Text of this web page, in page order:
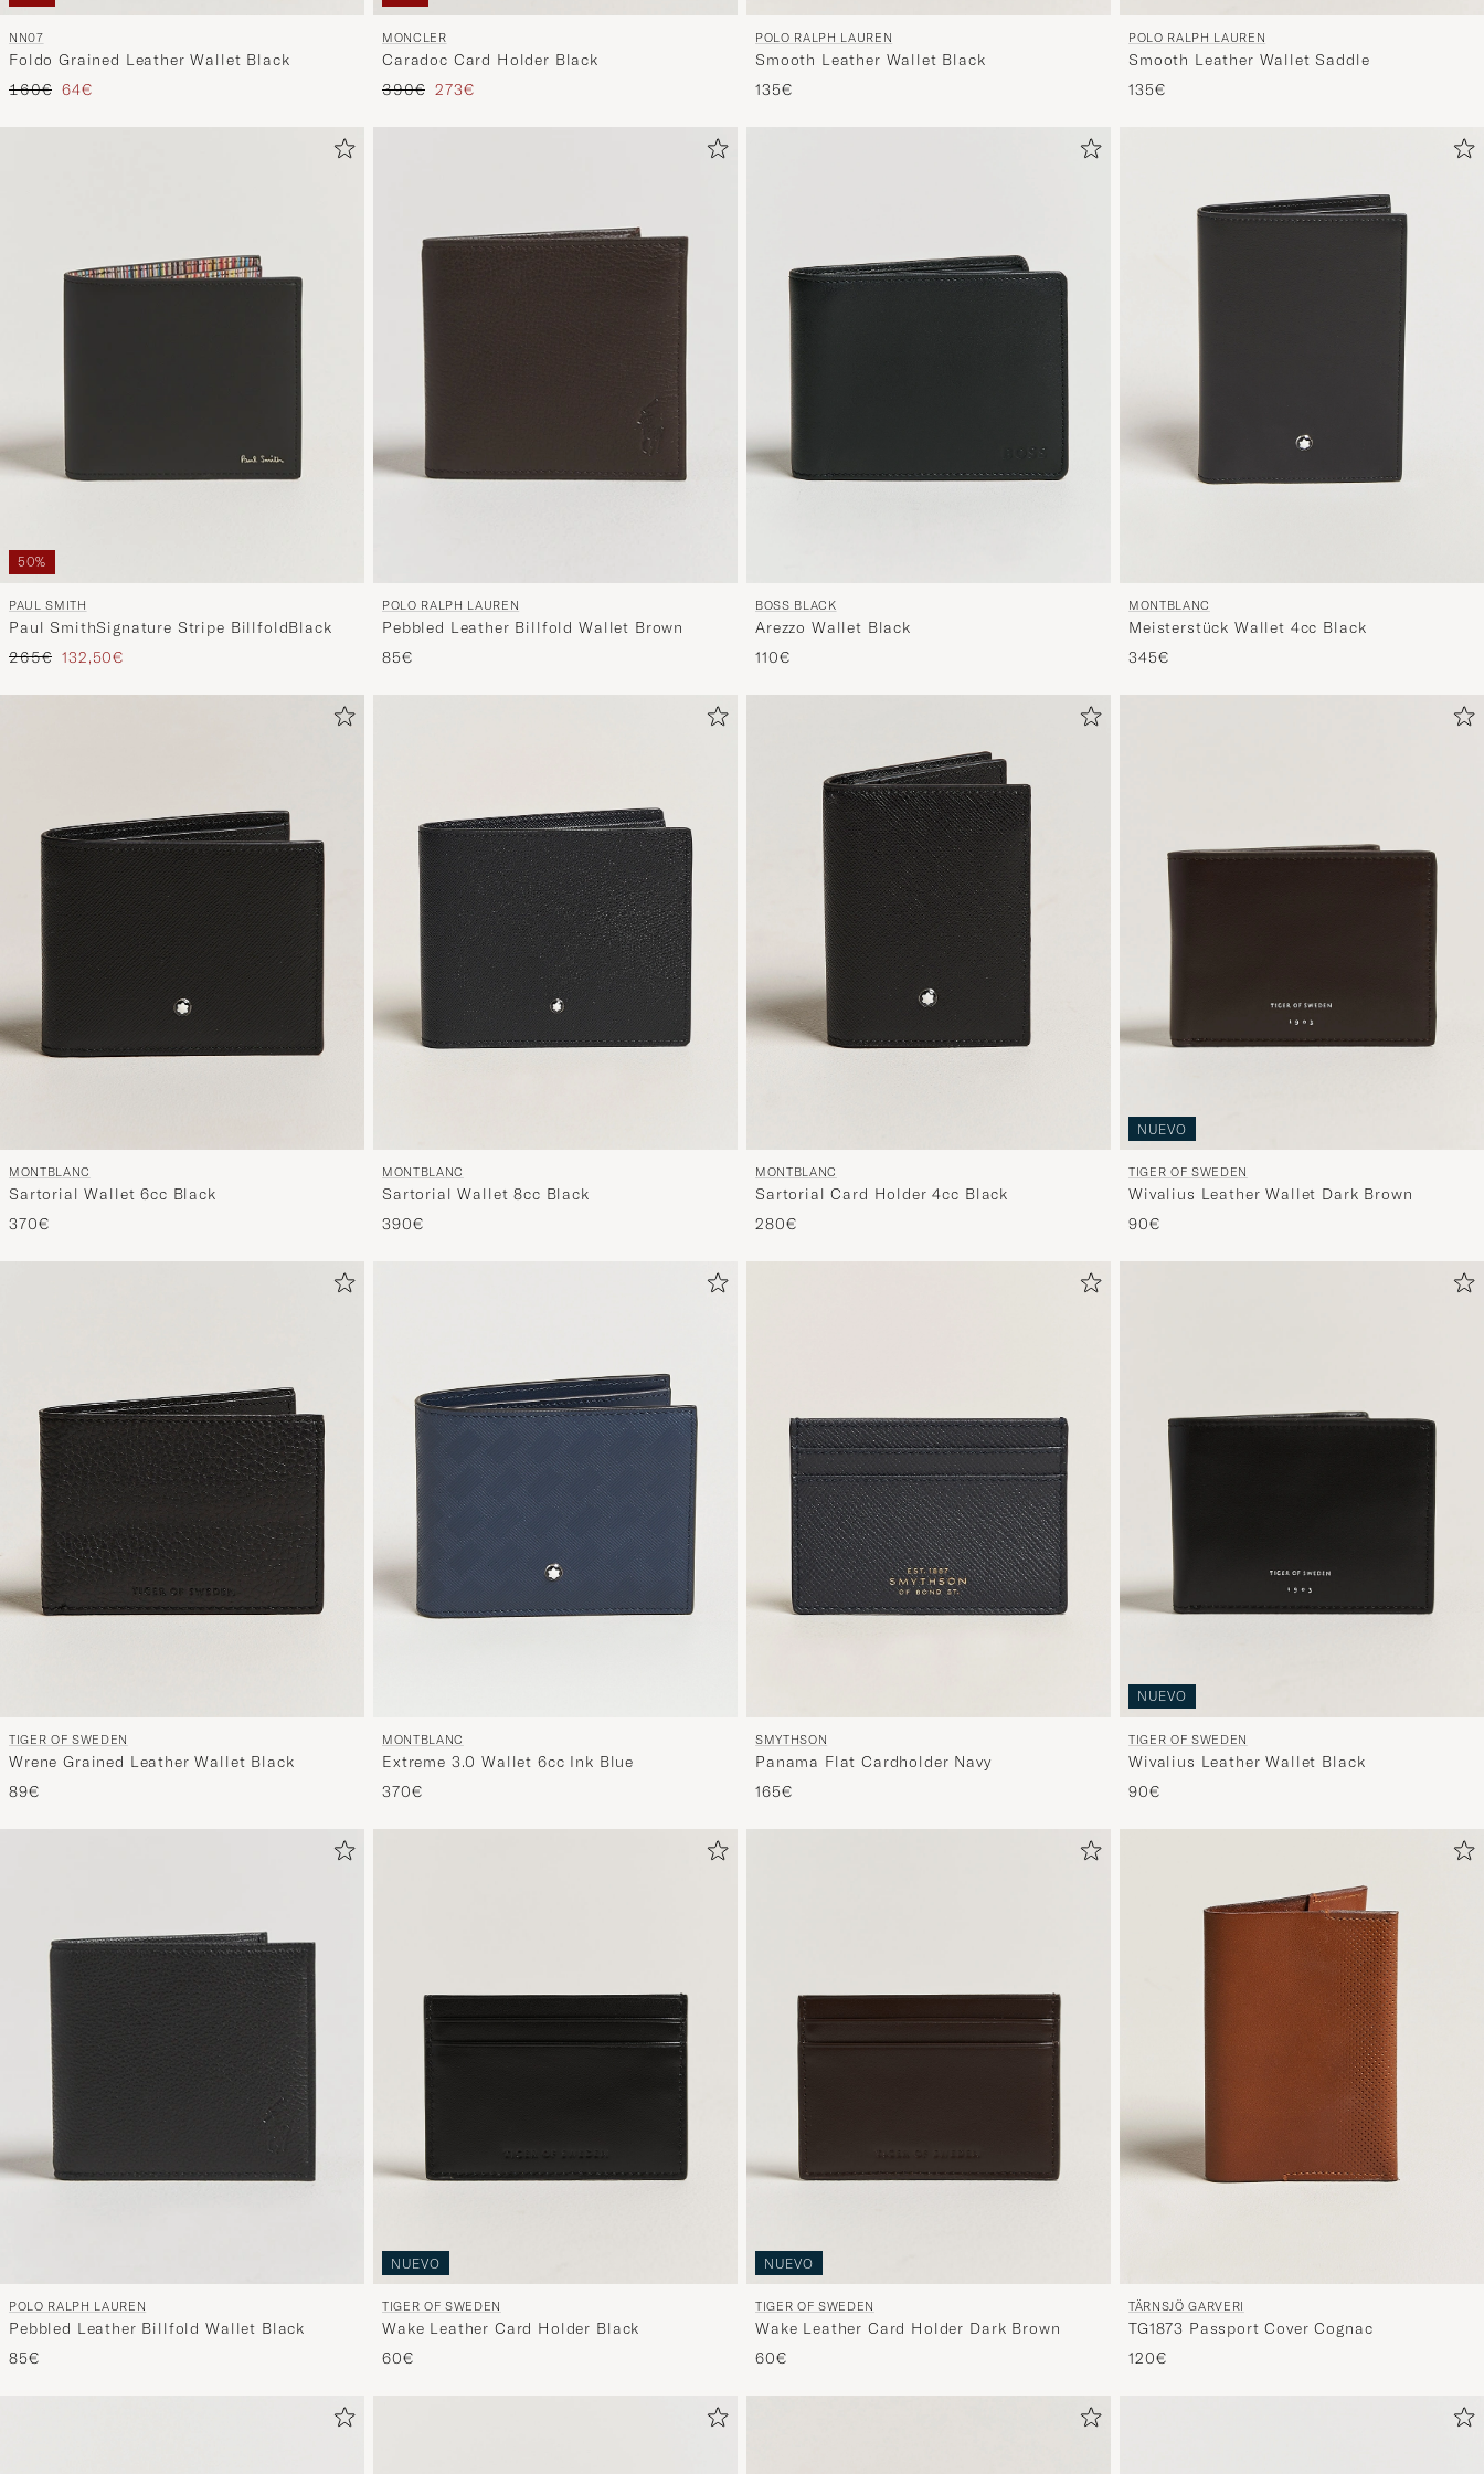
NN07
Foldo Grained Leather Wallet Black
Precio ordinario
160€ Precio reducido
64€
MONCLER
Caradoc Card Holder Black
Precio ordinario
390€ Precio reducido
273€
POLO RALPH LAUREN
Smooth Leather Wallet Black
135€
POLO RALPH LAUREN
Smooth Leather Wallet Saddle
135€
50%
PAUL SMITH
Paul SmithSignature Stripe BillfoldBlack
Precio ordinario
265€ Precio reducido
132,50€
POLO RALPH LAUREN
Pebbled Leather Billfold Wallet Brown
85€
BOSS BLACK
Arezzo Wallet Black
110€
MONTBLANC
Meisterstück Wallet 4cc Black
345€
MONTBLANC
Sartorial Wallet 6cc Black
370€
MONTBLANC
Sartorial Wallet 8cc Black
390€
MONTBLANC
Sartorial Card Holder 4cc Black
280€
NUEVO
TIGER OF SWEDEN
Wivalius Leather Wallet Dark Brown
90€
TIGER OF SWEDEN
Wrene Grained Leather Wallet Black
89€
MONTBLANC
Extreme 3.0 Wallet 6cc Ink Blue
370€
SMYTHSON
Panama Flat Cardholder Navy
165€
NUEVO
TIGER OF SWEDEN
Wivalius Leather Wallet Black
90€
POLO RALPH LAUREN
Pebbled Leather Billfold Wallet Black
85€
NUEVO
TIGER OF SWEDEN
Wake Leather Card Holder Black
60€
NUEVO
TIGER OF SWEDEN
Wake Leather Card Holder Dark Brown
60€
TÄRNSJÖ GARVERI
TG1873 Passport Cover Cognac
120€